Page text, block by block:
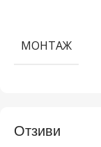
МОНТАЖ
Отзиви